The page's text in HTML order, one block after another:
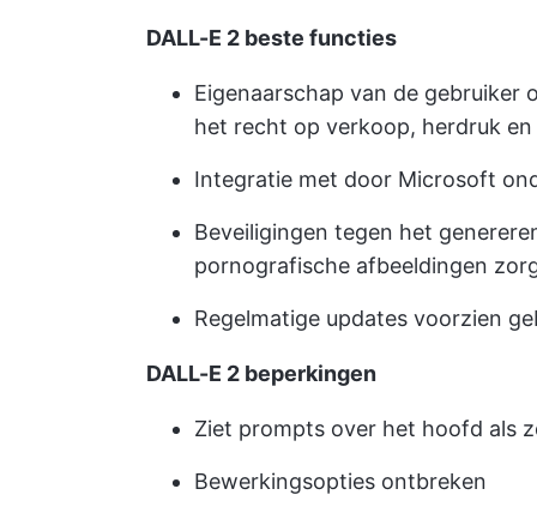
DALL-E 2 beste functies
Eigenaarschap van de gebruiker
het recht op verkoop, herdruk
Integratie met door Microsoft
Beveiligingen tegen het
pornografische afbeeldingen
Regelmatige updates voorzien
DALL-E 2 beperkingen
Ziet prompts over het hoofd als
Bewerkingsopties ontbreken